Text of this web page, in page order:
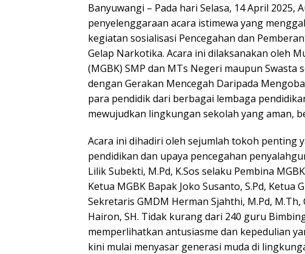
Banyuwangi – Pada hari Selasa, 14 April 2025,
penyelenggaraan acara istimewa yang
kegiatan sosialisasi Pencegahan dan
Gelap Narkotika. Acara ini dilaksanakan oleh
(MGBK) SMP dan MTs Negeri maupun
dengan Gerakan Mencegah Daripada
para pendidik dari berbagai lembaga
mewujudkan lingkungan sekolah yang aman,
Acara ini dihadiri oleh sejumlah tokoh penting
pendidikan dan upaya pencegahan
Lilik Subekti, M.Pd, K.Sos selaku Pembina
Ketua MGBK Bapak Joko Susanto, S.Pd, Ketua
Sekretaris GMDM Herman Sjahthi, M.Pd, M.Th,
Hairon, SH. Tidak kurang dari 240 guru
memperlihatkan antusiasme dan kepedulian
kini mulai menyasar generasi muda di